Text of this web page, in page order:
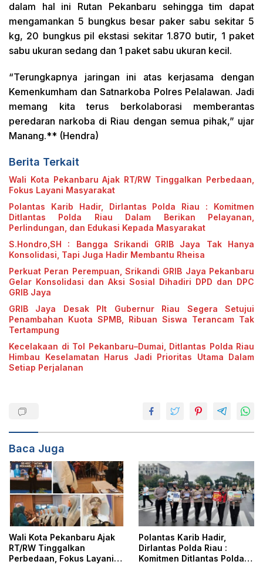
dalam hal ini Rutan Pekanbaru sehingga tim dapat
mengamankan 5 bungkus besar paker sabu sekitar 5
kg, 20 bungkus pil ekstasi sekitar 1.870 butir, 1 paket
sabu ukuran sedang dan 1 paket sabu ukuran kecil.
“Terungkapnya jaringan ini atas kerjasama dengan
Kemenkumham dan Satnarkoba Polres Pelalawan. Jadi
memang kita terus berkolaborasi memberantas
peredaran narkoba di Riau dengan semua pihak,” ujar
Manang.** (Hendra)
Berita Terkait
Wali Kota Pekanbaru Ajak RT/RW Tinggalkan Perbedaan,
Fokus Layani Masyarakat
Polantas Karib Hadir, Dirlantas Polda Riau : Komitmen
Ditlantas Polda Riau Dalam Berikan Pelayanan,
Perlindungan, dan Edukasi Kepada Masyarakat
S.Hondro,SH : Bangga Srikandi GRIB Jaya Tak Hanya
Konsolidasi, Tapi Juga Hadir Membantu Rheisa
Perkuat Peran Perempuan, Srikandi GRIB Jaya Pekanbaru
Gelar Konsolidasi dan Aksi Sosial Dihadiri DPD dan DPC
GRIB Jaya
GRIB Jaya Desak Plt Gubernur Riau Segera Setujui
Penambahan Kuota SPMB, Ribuan Siswa Terancam Tak
Tertampung
Kecelakaan di Tol Pekanbaru–Dumai, Ditlantas Polda Riau
Himbau Keselamatan Harus Jadi Prioritas Utama Dalam
Setiap Perjalanan
Baca Juga
Wali Kota Pekanbaru Ajak
RT/RW Tinggalkan
Perbedaan, Fokus Layani
Polantas Karib Hadir,
Dirlantas Polda Riau :
Komitmen Ditlantas Polda